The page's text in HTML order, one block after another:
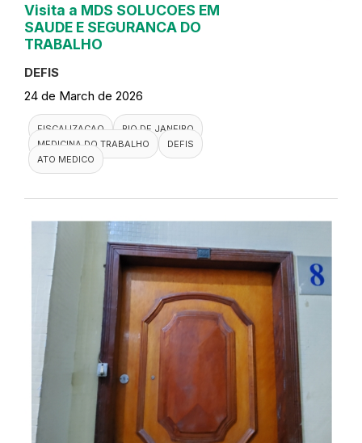
Visita a MDS SOLUCOES EM
SAUDE E SEGURANCA DO
TRABALHO
DEFIS
24 de March de 2026
FISCALIZACAO
RIO DE JANEIRO
MEDICINA DO TRABALHO
DEFIS
ATO MEDICO